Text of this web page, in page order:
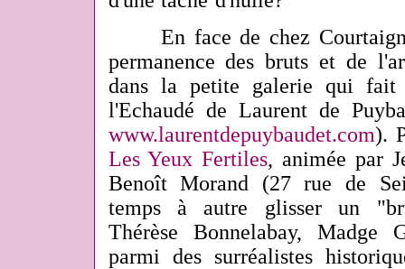
En face de chez
permanence des bruts et de
dans la petite galerie qui
l'Echaudé de Laurent de
www.laurentdepuybaudet.com).
Les Yeux Fertiles, animée par
Benoît Morand (27 rue de
temps à autre glisser un
Thérèse Bonnelabay, Madge
parmi des surréalistes